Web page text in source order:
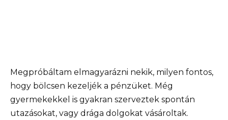
Megpróbáltam elmagyarázni nekik, milyen fontos,
hogy bölcsen kezeljék a pénzüket. Még
gyermekekkel is gyakran szerveztek spontán
utazásokat, vagy drága dolgokat vásároltak.